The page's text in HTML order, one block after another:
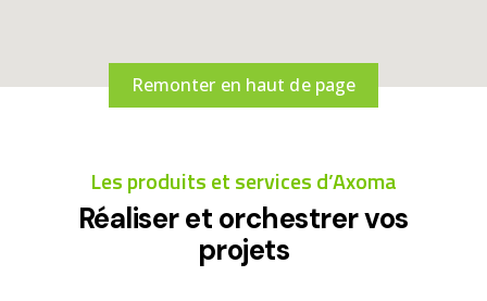
Remonter en haut de page
Les produits et services d’Axoma
Réaliser et orchestrer vos
projets